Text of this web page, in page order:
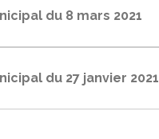
du 8 mars 2021
du 27 janvier 2021